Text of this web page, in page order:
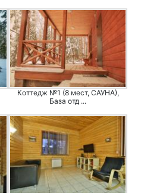
Коттедж №1 (8 мест, САУНА),
База отд ...